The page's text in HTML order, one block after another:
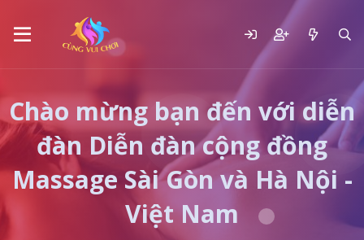
Chào mừng bạn đến với diễn
đàn Diễn đàn cộng đồng
Massage Sài Gòn và Hà Nội -
Việt Nam